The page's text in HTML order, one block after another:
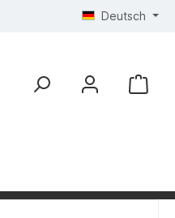
Deutsch